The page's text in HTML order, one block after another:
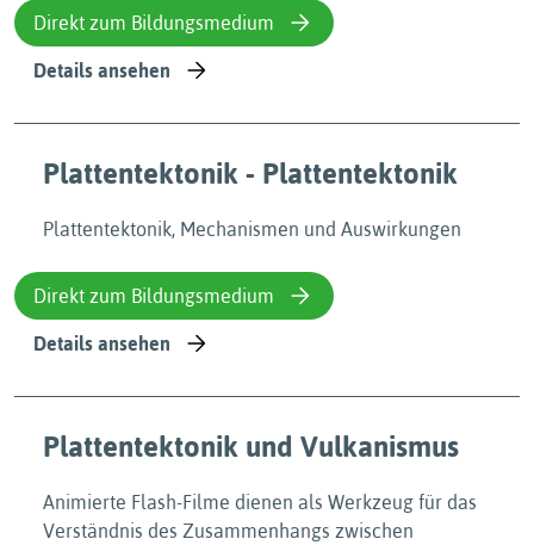
Direkt zum Bildungsmedium
Details ansehen
Plattentektonik - Plattentektonik
Plattentektonik, Mechanismen und Auswirkungen
Direkt zum Bildungsmedium
Details ansehen
Plattentektonik und Vulkanismus
Animierte Flash-Filme dienen als Werkzeug für das
Verständnis des Zusammenhangs zwischen